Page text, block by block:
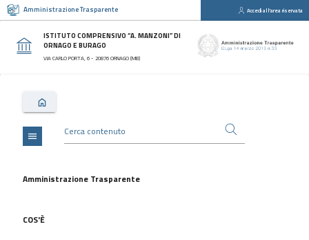
Amministrazione Trasparente Accedi all'area riservata
ISTITUTO COMPRENSIVO “A. MANZONI” DI
ORNAGO E BURAGO
VIA CARLO PORTA, 6 - 20876 ORNAGO (MB)
Sezioni
Disposizioni
Generali
Consulenti
collaboratori
Bandi
Performance
menu
Amministrazione Trasparente
COS'È